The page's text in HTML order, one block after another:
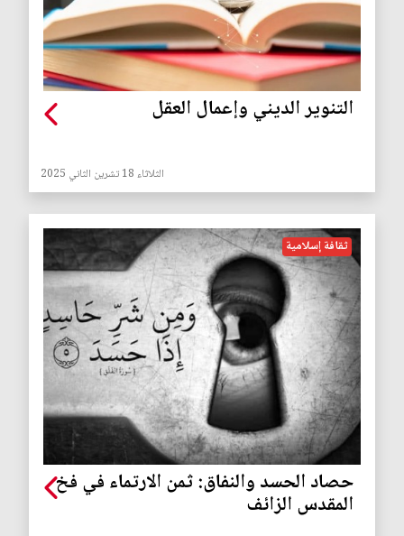
التنوير الديني وإعمال العقل
الثلاثاء 18 تشرين الثاني 2025
ثقافة إسلامية
حصاد الحسد والنفاق: ثمن الارتماء في فخ
المقدس الزائف